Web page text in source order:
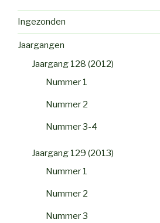
Ingezonden
Jaargangen
Jaargang 128 (2012)
Nummer 1
Nummer 2
Nummer 3-4
Jaargang 129 (2013)
Nummer 1
Nummer 2
Nummer 3